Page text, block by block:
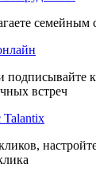
семейным
подписывайте
встреч
Talantix